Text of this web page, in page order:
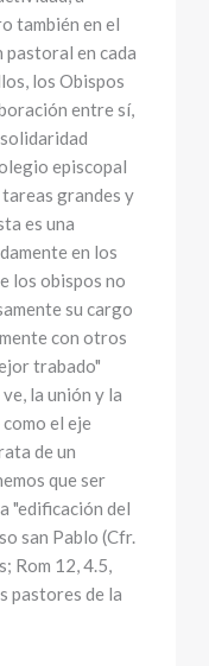
también en el
pastoral en cada
los Obispos
entre sí,
episcopal
grandes y
es una
en los
los obispos no
su cargo
con otros
trabado"
la unión y la
el eje
de un
que ser
"edificación del
san Pablo (Cfr.
Rom 12, 4.5,
pastores de la